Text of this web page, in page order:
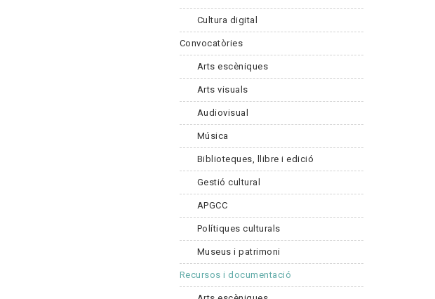
Cultura digital
Convocatòries
Arts escèniques
Arts visuals
Audiovisual
Música
Biblioteques, llibre i edició
Gestió cultural
APGCC
Polítiques culturals
Museus i patrimoni
Recursos i documentació